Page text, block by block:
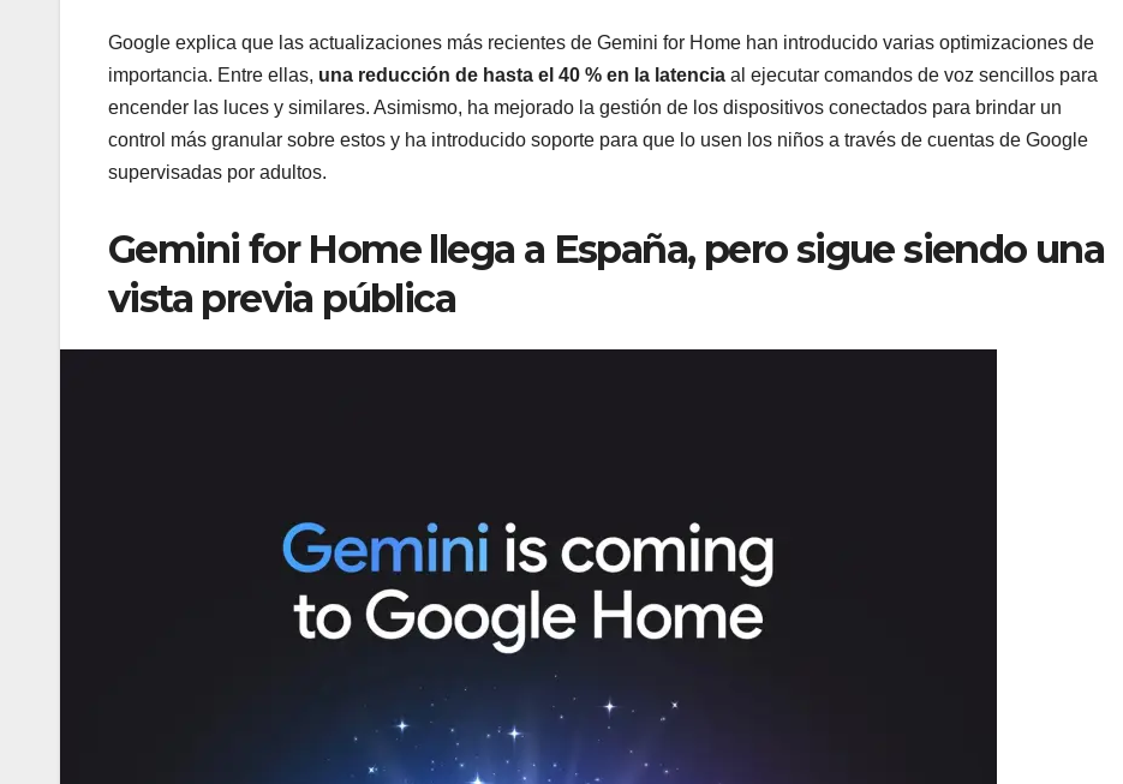
Google explica que las actualizaciones más recientes de Gemini for Home han introducido varias optimizaciones de
importancia. Entre ellas, una reducción de hasta el 40 % en la latencia al ejecutar comandos de voz sencillos para
encender las luces y similares. Asimismo, ha mejorado la gestión de los dispositivos conectados para brindar un
control más granular sobre estos y ha introducido soporte para que lo usen los niños a través de cuentas de Google
supervisadas por adultos.
Gemini for Home llega a España, pero sigue siendo una
vista previa pública